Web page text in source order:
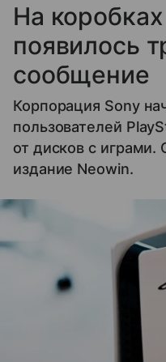
На
появилось
сообщение
Корпорация Sony
пользователей
от дисков с
издание Neowin.